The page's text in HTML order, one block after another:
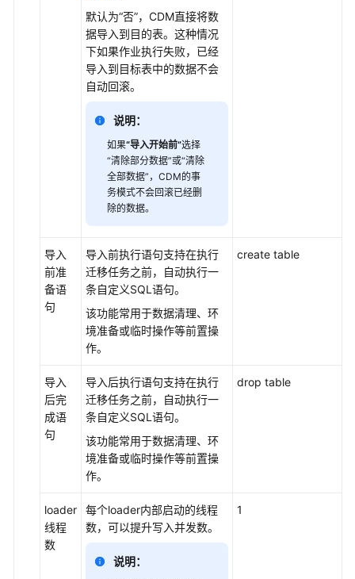
迁
移
作
作
业
源
配
置
默认为“否”，CDM直接将数
据导入到目的表。这种情况
下如果作业执行失败，已经
导入到目标表中的数据不会
自动回滚。
说明：
如果“导入开始前”选择
“清除部分数据”或“清除
全部数据” ，CDM的事
务模式不会回滚已经删
除的数据。
导入
前准
备语
句
导入前执行语句支持在执行
迁移任务之前，自动执行一
条自定义SQL语句。
该功能常用于数据清理、环
境准备或临时操作等前置操
作。
create table
导入
后完
成语
句
导入后执行语句支持在执行
迁移任务之前，自动执行一
条自定义SQL语句。
该功能常用于数据清理、环
境准备或临时操作等前置操
作。
drop table
loader
线程
数
每个loader内部启动的线程
数，可以提升写入并发数。
说明：
1